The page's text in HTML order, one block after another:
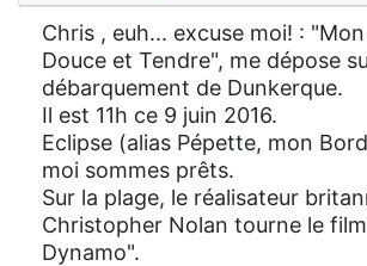
Chris , euh... excuse moi! :
Douce et Tendre", me dépose
débarquement de Dunkerque.
Il est 11h ce 9 juin 2016.
Eclipse (alias Pépette, mon
moi sommes prêts.
Sur la plage, le réalisateur
Christopher Nolan tourne le
Dynamo".